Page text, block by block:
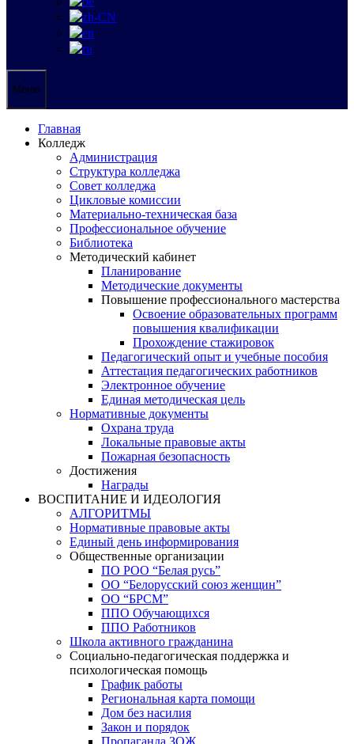
Меню
Главная
Колледж
Администрация
Структура колледжа
Совет колледжа
Цикловые комиссии
Материально-техническая база
Профессиональное обучение
Библиотека
Методический кабинет
Планирование
Методические документы
Повышение профессионального мастерства
Освоение образовательных программ
повышения квалификации
Прохождение стажировок
Педагогический опыт и учебные пособия
Аттестация педагогических работников
Электронное обучение
Единая методическая цель
Нормативные документы
Охрана труда
Локальные правовые акты
Пожарная безопасность
Достижения
Награды
ВОСПИТАНИЕ И ИДЕОЛОГИЯ
АЛГОРИТМЫ
Нормативные правовые акты
Единый день информирования
Общественные организации
ПО РОО “Белая русь”
ОО “Белорусский союз женщин”
ОО “БРСМ”
ППО Обучающихся
ППО Работников
Школа активного гражданина
Социально-педагогическая поддержка и
психологическая помощь
График работы
Региональная карта помощи
Дом без насилия
Закон и порядок
Пропаганда ЗОЖ